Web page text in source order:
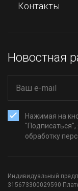
Контакты
Новостная
Нажимая на
обработку
Индивидуальный
315673300029590